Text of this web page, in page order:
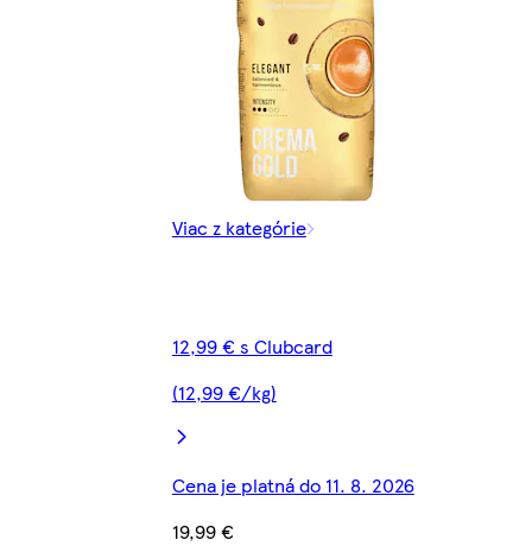
Viac z kategórie
12,99 € s Clubcard
(12,99 €/kg)
Cena je platná do 11. 8. 2026
19,99 €